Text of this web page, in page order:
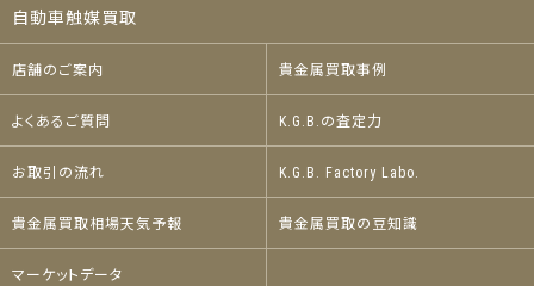
自動車触媒買取
店舗のご案内 貴金属買取事例
よくあるご質問 K.G.B.の査定力
お取引の流れ K.G.B. Factory Labo.
貴金属買取相場天気予報 貴金属買取の豆知識
マーケットデータ